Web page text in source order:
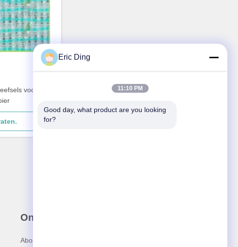
voor
Onze Nieuwsbrief
Abonneer u op onze nieuwsbrief voor kortingen en meer.
Eric Ding
11:10 PM
Good day, what product are you looking
for?